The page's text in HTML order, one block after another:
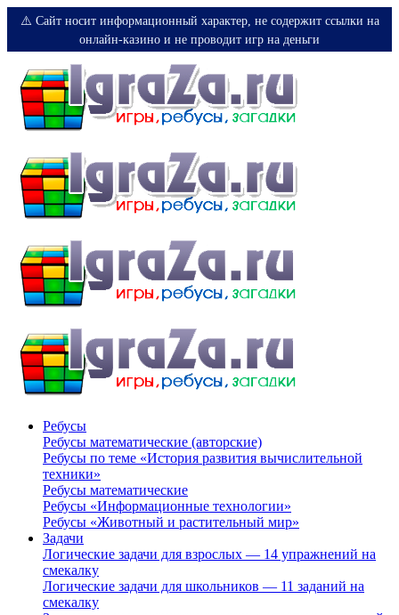
⚠️ Сайт носит информационный характер, не содержит ссылки на
онлайн-казино и не проводит игр на деньги
Ребусы
Ребусы математические (авторские)
Ребусы по теме «История развития вычислительной
техники»
Ребусы математические
Ребусы «Информационные технологии»
Ребусы «Животный и растительный мир»
Задачи
Логические задачи для взрослых — 14 упражнений на
смекалку
Логические задачи для школьников — 11 заданий на
смекалку